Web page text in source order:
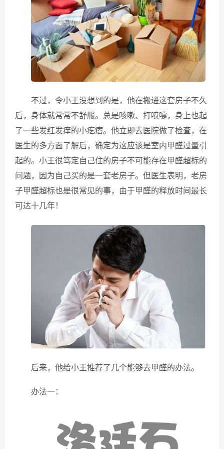
不过，令小王没想到的是，他在搬进这套房子不久
后，身体就常常不舒服。总是咳嗽、打喷嚏，身上也起
了一些发红发痒的小疙瘩。他立即去医院做了检查，在
医生的多方面了解后，确定为这应该是室内甲醛过量引
起的。小王很笃定自己住的房子不可能存在甲醛超标的
问题，因为自己买的是一套老房子。但医生表明，老房
子甲醛超标也是很常见的事，由于甲醛的释放时间最长
可达十几年！
后来，他给小王推荐了几个能够去甲醛的办法。
办法一：